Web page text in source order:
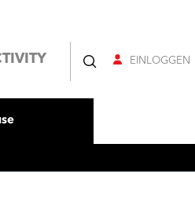
EINLOGGEN